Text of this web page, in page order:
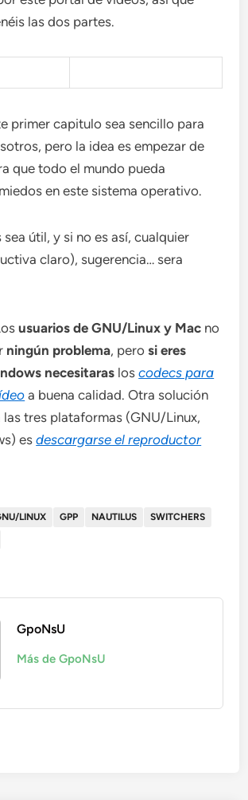
las dos partes.
primer capitulo sea sencillo para
pero la idea es empezar de
que todo el mundo pueda
en este sistema operativo.
sea útil, y si no es así, cualquier
claro), sugerencia… sera
usuarios de GNU/Linux y Mac no
ningún problema, perosi eres
necesitaras loscodecs para
a buena calidad. Otra solución
las tres plataformas (GNU/Linux,
esdescargarse el reproductor
LINUX GPP NAUTILUS
SWITCHERS
GpoNsU
Más de GpoNsU